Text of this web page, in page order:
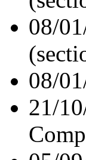
08/
08/
21/